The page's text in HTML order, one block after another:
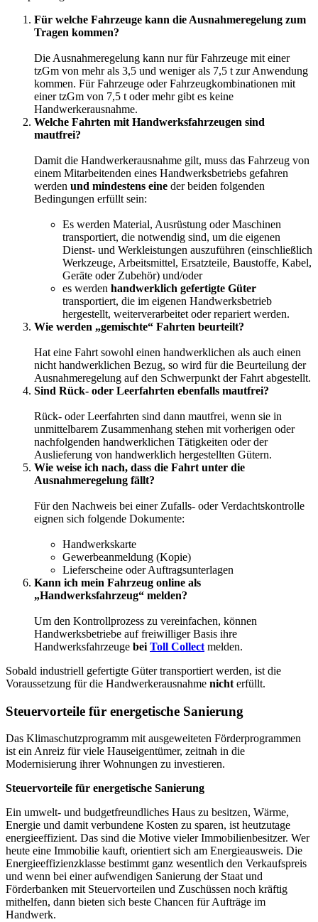
Für welche Fahrzeuge kann die Ausnahmeregelung zum
Tragen kommen?
Die Ausnahmeregelung kann nur für Fahrzeuge mit einer
tzGm von mehr als 3,5 und weniger als 7,5 t zur Anwendung
kommen. Für Fahrzeuge oder Fahrzeugkombinationen mit
einer tzGm von 7,5 t oder mehr gibt es keine
Handwerkerausnahme.
Welche Fahrten mit Handwerksfahrzeugen sind
mautfrei?
Damit die Handwerkerausnahme gilt, muss das Fahrzeug von
einem Mitarbeitenden eines Handwerksbetriebs gefahren
werden und mindestens eine der beiden folgenden
Bedingungen erfüllt sein:
Es werden Material, Ausrüstung oder Maschinen
transportiert, die notwendig sind, um die eigenen
Dienst- und Werkleistungen auszuführen (einschließlich
Werkzeuge, Arbeitsmittel, Ersatzteile, Baustoffe, Kabel,
Geräte oder Zubehör) und/oder
es werden handwerklich gefertigte Güter
transportiert, die im eigenen Handwerksbetrieb
hergestellt, weiterverarbeitet oder repariert werden.
Wie werden „gemischte“ Fahrten beurteilt?
Hat eine Fahrt sowohl einen handwerklichen als auch einen
nicht handwerklichen Bezug, so wird für die Beurteilung der
Ausnahmeregelung auf den Schwerpunkt der Fahrt abgestellt.
Sind Rück- oder Leerfahrten ebenfalls mautfrei?
Rück- oder Leerfahrten sind dann mautfrei, wenn sie in
unmittelbarem Zusammenhang stehen mit vorherigen oder
nachfolgenden handwerklichen Tätigkeiten oder der
Auslieferung von handwerklich hergestellten Gütern.
Wie weise ich nach, dass die Fahrt unter die
Ausnahmeregelung fällt?
Für den Nachweis bei einer Zufalls- oder Verdachtskontrolle
eignen sich folgende Dokumente:
Handwerkskarte
Gewerbeanmeldung (Kopie)
Lieferscheine oder Auftragsunterlagen
Kann ich mein Fahrzeug online als
„Handwerksfahrzeug“ melden?
Um den Kontrollprozess zu vereinfachen, können
Handwerksbetriebe auf freiwilliger Basis ihre
Handwerksfahrzeuge bei Toll Collect melden.
Sobald industriell gefertigte Güter transportiert werden, ist die
Voraussetzung für die Handwerkerausnahme nicht erfüllt.
Steuervorteile für energetische Sanierung
Das Klimaschutzprogramm mit ausgeweiteten Förderprogrammen
ist ein Anreiz für viele Hauseigentümer, zeitnah in die
Modernisierung ihrer Wohnungen zu investieren.
Steuervorteile für energetische Sanierung
Ein umwelt- und budgetfreundliches Haus zu besitzen, Wärme,
Energie und damit verbundene Kosten zu sparen, ist heutzutage
energieeffizient. Das sind die Motive vieler Immobilienbesitzer. Wer
heute eine Immobilie kauft, orientiert sich am Energieausweis. Die
Energieeffizienzklasse bestimmt ganz wesentlich den Verkaufspreis
und wenn bei einer aufwendigen Sanierung der Staat und
Förderbanken mit Steuervorteilen und Zuschüssen noch kräftig
mithelfen, dann bieten sich beste Chancen für Aufträge im
Handwerk.